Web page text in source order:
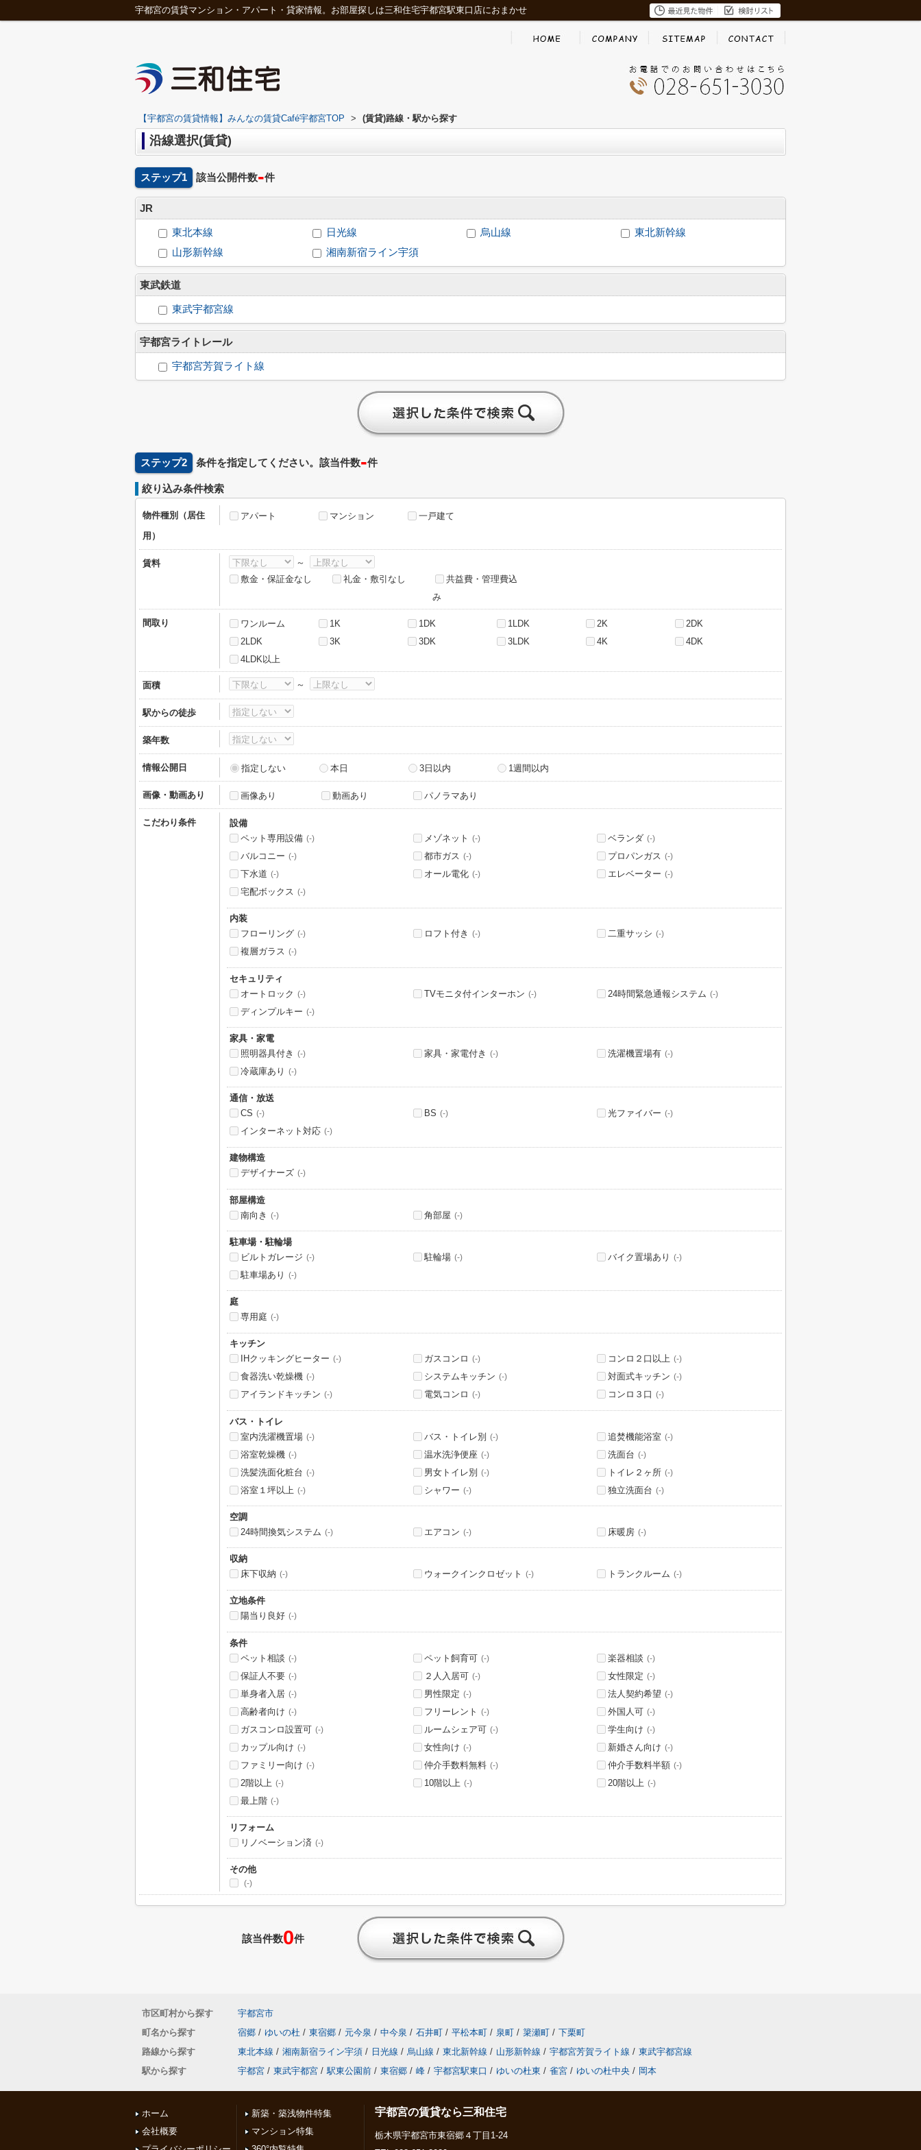
宇都宮の賃貸マンション・アパート・貸家情報。お部屋探しは三和住宅宇都宮駅東口店におまかせ
【宇都宮の賃貸情報】みんなの賃貸Café宇都宮TOP > (賃貸)路線・駅から探す
沿線選択(賃貸)
ステップ1 該当公開件数-件
JR
東北本線 日光線 烏山線
東北新幹線
山形新幹線
湘南新宿ライン宇須
東武鉄道
東武宇都宮線
宇都宮ライトレール
宇都宮芳賀ライト線
ステップ2 条件を指定してください。該当件数-件
絞り込み条件検索
物件種別（居住
用）
アパート マンション 一戸建て
賃料
～
敷金・保証金なし
礼金・敷引なし
共益費・管理費込
み
間取り ワンルーム 1K 1DK 1LDK 2K
2DK
2LDK
3K 3DK 3LDK 4K
4DK
4LDK以上
面積 ～
駅からの徒歩
築年数
情報公開日 指定しない 本日 3日以内 1週間以内
画像・動画あり 画像あり 動画あり パノラマあり
こだわり条件
設備
ペット専用設備 (-) メゾネット (-) ベランダ (-)
バルコニー (-) 都市ガス (-) プロパンガス (-)
下水道 (-) オール電化 (-) エレベーター (-)
宅配ボックス (-)
内装
フローリング (-) ロフト付き (-) 二重サッシ (-)
複層ガラス (-)
セキュリティ
オートロック (-) TVモニタ付インターホン (-) 24時間緊急通報システム (-)
ディンプルキー (-)
家具・家電
照明器具付き
(-) 家具・家電付き (-) 洗濯機置場有 (-)
冷蔵庫あり (-)
通信・放送
CS (-) BS (-) 光ファイバー (-)
インターネット対応 (-)
建物構造
デザイナーズ (-)
部屋構造
南向き
(-) 角部屋 (-)
駐車場・駐輪場
ビルトガレージ (-) 駐輪場 (-) バイク置場あり (-)
駐車場あり (-)
庭
専用庭 (-)
キッチン
IHクッキングヒーター (-) ガスコンロ (-) コンロ２口以上 (-)
食器洗い乾燥機 (-) システムキッチン (-) 対面式キッチン (-)
アイランドキッチン (-) 電気コンロ (-) コンロ３口 (-)
バス・トイレ
室内洗濯機置場 (-) バス・トイレ別 (-) 追焚機能浴室 (-)
浴室乾燥機 (-) 温水洗浄便座 (-) 洗面台 (-)
洗髪洗面化粧台 (-) 男女トイレ別 (-) トイレ２ヶ所 (-)
浴室１坪以上 (-) シャワー (-) 独立洗面台 (-)
空調
24時間換気システム (-) エアコン (-) 床暖房 (-)
収納
床下収納 (-) ウォークインクロゼット (-) トランクルーム (-)
立地条件
陽当り良好 (-)
条件
ペット相談 (-) ペット飼育可 (-) 楽器相談 (-)
保証人不要 (-) ２人入居可 (-) 女性限定 (-)
単身者入居 (-) 男性限定 (-) 法人契約希望 (-)
高齢者向け (-) フリーレント (-) 外国人可 (-)
ガスコンロ設置可 (-) ルームシェア可 (-) 学生向け (-)
カップル向け (-) 女性向け (-) 新婚さん向け (-)
ファミリー向け (-) 仲介手数料無料 (-) 仲介手数料半額 (-)
2階以上 (-) 10階以上 (-) 20階以上 (-)
最上階 (-)
リフォーム
リノベーション済 (-)
その他
(-)
該当件数0件
市区町村から探す
宇都宮市
町名から探す
宿郷 / ゆいの杜 / 東宿郷 / 元今泉 / 中今泉 / 石井町 / 平松本町 / 泉町 / 簗瀬町 / 下栗町
路線から探す
東北本線 / 湘南新宿ライン宇須 / 日光線 / 烏山線 / 東北新幹線 / 山形新幹線 / 宇都宮芳賀ライト線 / 東武宇都宮線
駅から探す
宇都宮 / 東武宇都宮 / 駅東公園前 / 東宿郷 / 峰 / 宇都宮駅東口 / ゆいの杜東 / 雀宮 / ゆいの杜中央 / 岡本
ホーム
会社概要
新築・築浅物件特集
マンション特集
宇都宮の賃貸なら三和住宅
栃木県宇都宮市東宿郷４丁目1-24